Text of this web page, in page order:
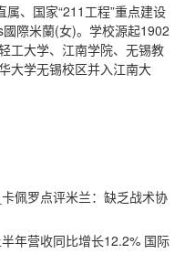
、国家“211工程”重点建设
際米蘭(女)。学校源起1902
工大学、江南学院、无锡教
大学无锡校区并入江南大
佩罗点评米兰：缺乏战术协
年营收同比增长12.2% 国际